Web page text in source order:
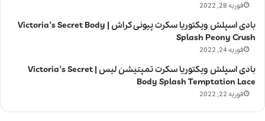
فوریه 28, 2022
بادی اسپلش ویکتوریا سکرت پیونی کراش | Victoria’s Secret Body
Splash Peony Crush
فوریه 24, 2022
بادی اسپلش ویکتوریا سکرت تمپتیشن لیس | Victoria’s Secret
Body Splash Temptation Lace
فوریه 22, 2022